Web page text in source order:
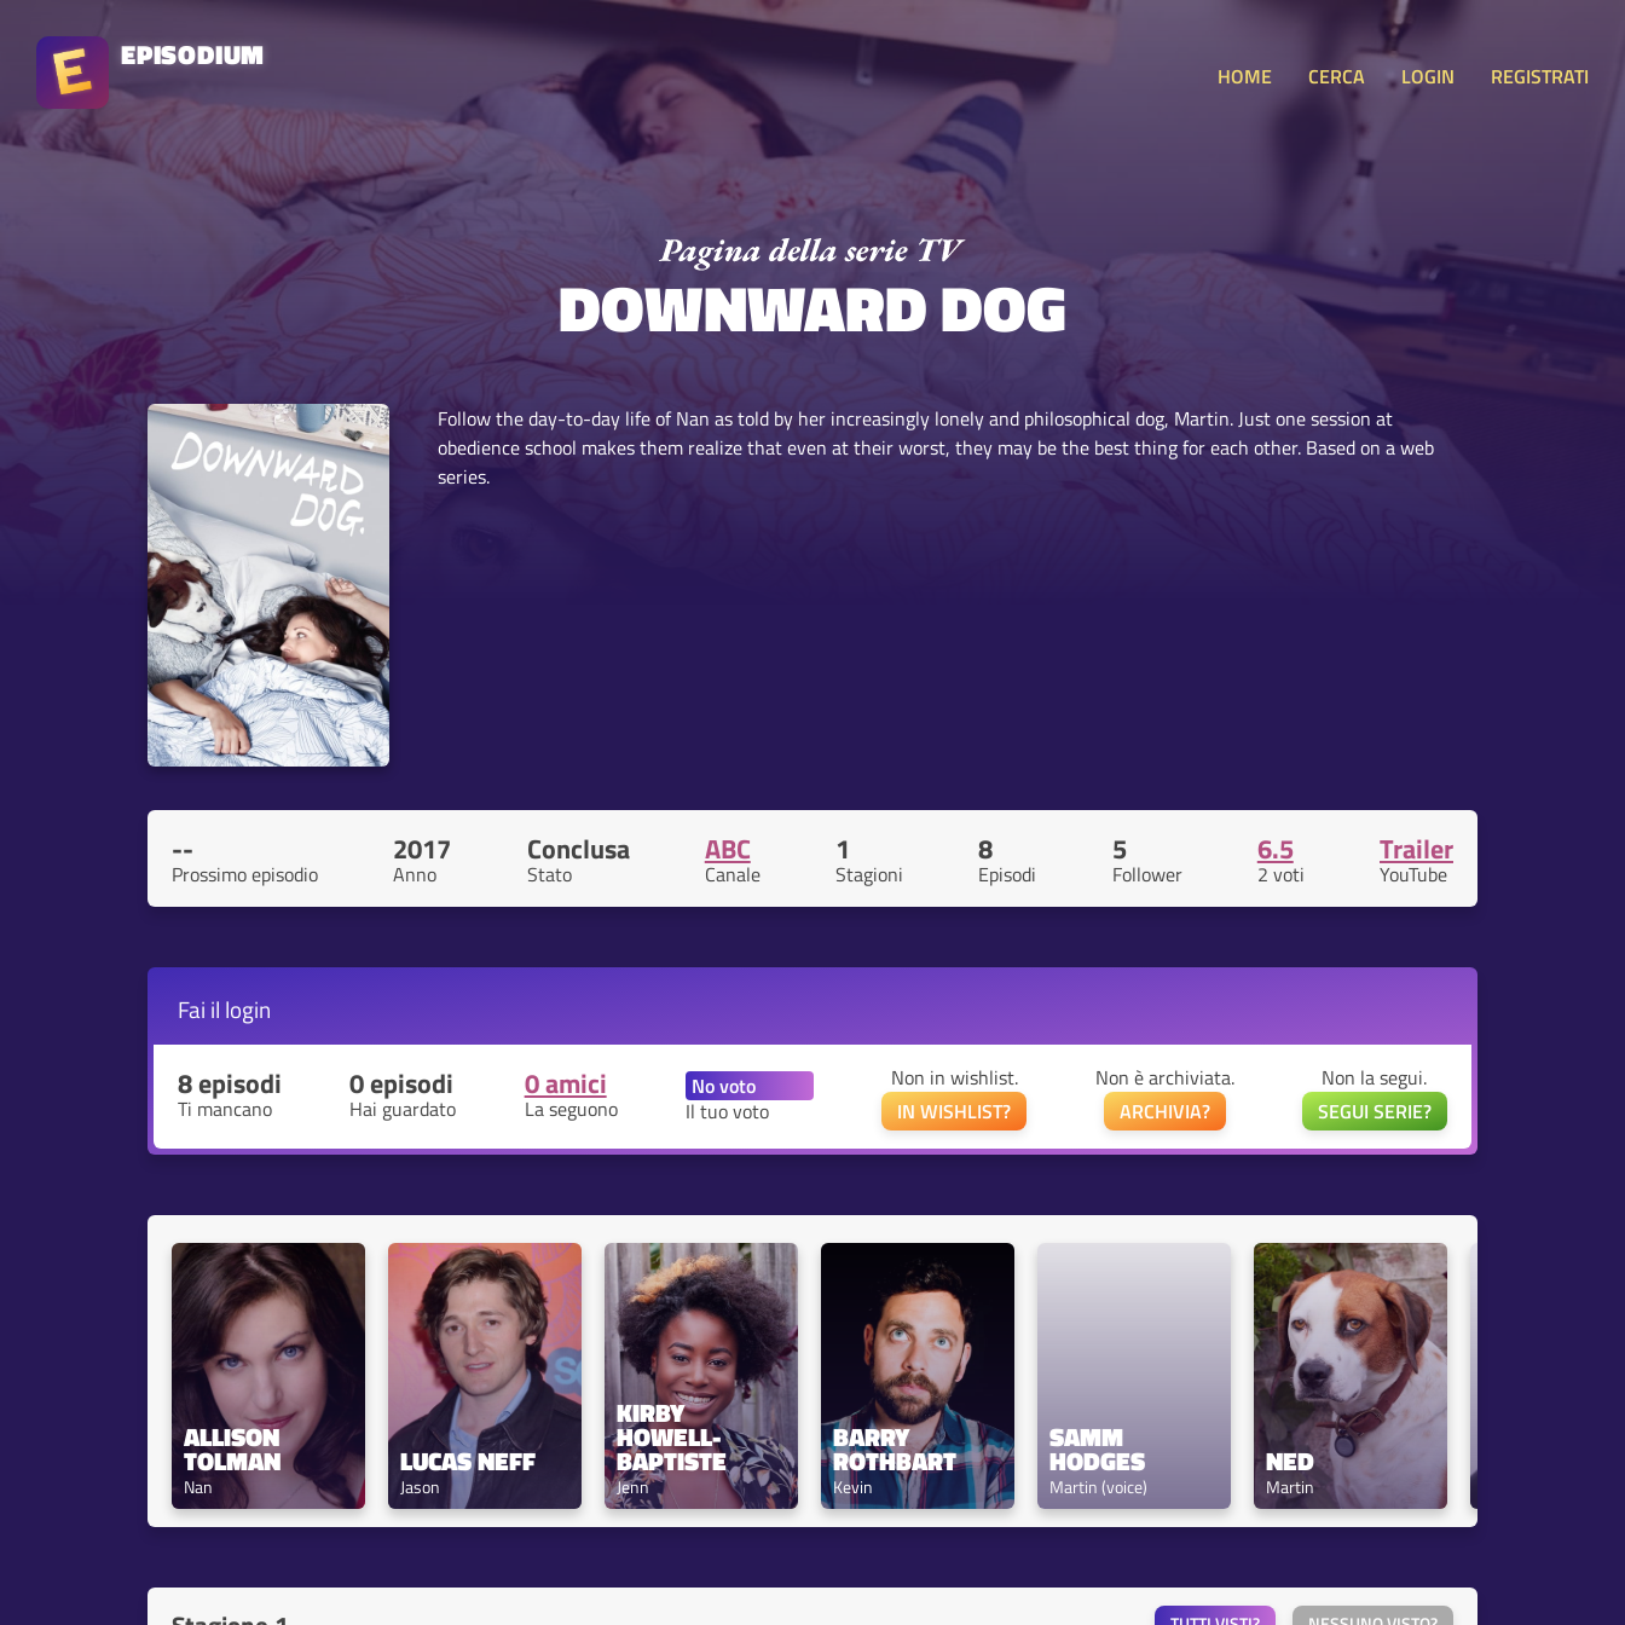
EPISODIUM
HOME CERCA LOGIN REGISTRATI
DOWNWARD DOG
Follow the day-to-day life of Nan as told by her increasingly lonely and philosophical dog, Martin. Just one session at
obedience school makes them realize that even at their worst, they may be the best thing for each other. Based on a web
series.
--
Prossimo episodio
2017
Anno
Conclusa
Stato
ABC
Canale
1
Stagioni
8
Episodi
5
Follower
6.5
2 voti
Trailer
YouTube
Fai il login
8 episodi
Ti mancano
0 episodi
Hai guardato
0 amici
La seguono Il tuo voto
Non in wishlist.
IN WISHLIST?
Non è archiviata.
ARCHIVIA?
Non la segui.
SEGUI SERIE?
ALLISON
TOLMAN
Nan
LUCAS NEFF
Jason
KIRBY
HOWELL-
BAPTISTE
Jenn
BARRY
ROTHBART
Kevin
SAMM
HODGES
Martin (voice)
NED
Martin